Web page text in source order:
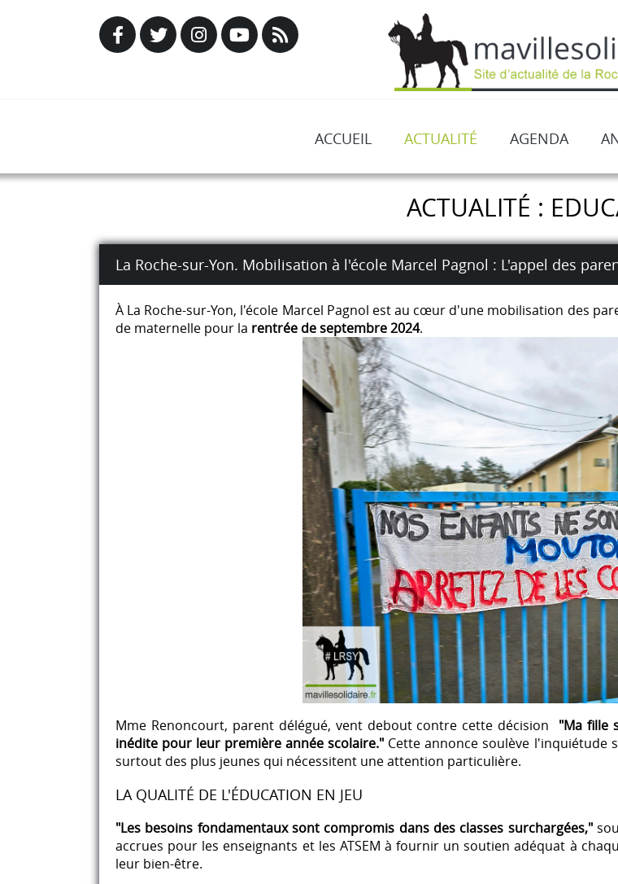
ACCUEIL ACTUALITÉ AGENDA
ACTUALITÉ :
La Roche-sur-Yon. Mobilisation à l'école Marcel Pagnol : L'appel des
À La Roche-sur-Yon, l'école Marcel Pagnol est au cœur d'une mobilisation des
de maternelle pour la rentrée de septembre 2024.
Mme Renoncourt, parent délégué, vent debout contre cette décision
"Ma fille
inédite pour leur première année scolaire." Cette annonce soulève l'inquiétude
surtout des plus jeunes qui nécessitent une attention particulière.
LA QUALITÉ DE L'ÉDUCATION EN JEU
"Les besoins fondamentaux sont compromis dans des classes surchargées,"
accrues pour les enseignants et les ATSEM à fournir un soutien adéquat à
leur bien-être.